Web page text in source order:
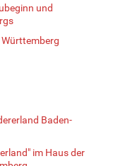
und
Baden-
im Haus der